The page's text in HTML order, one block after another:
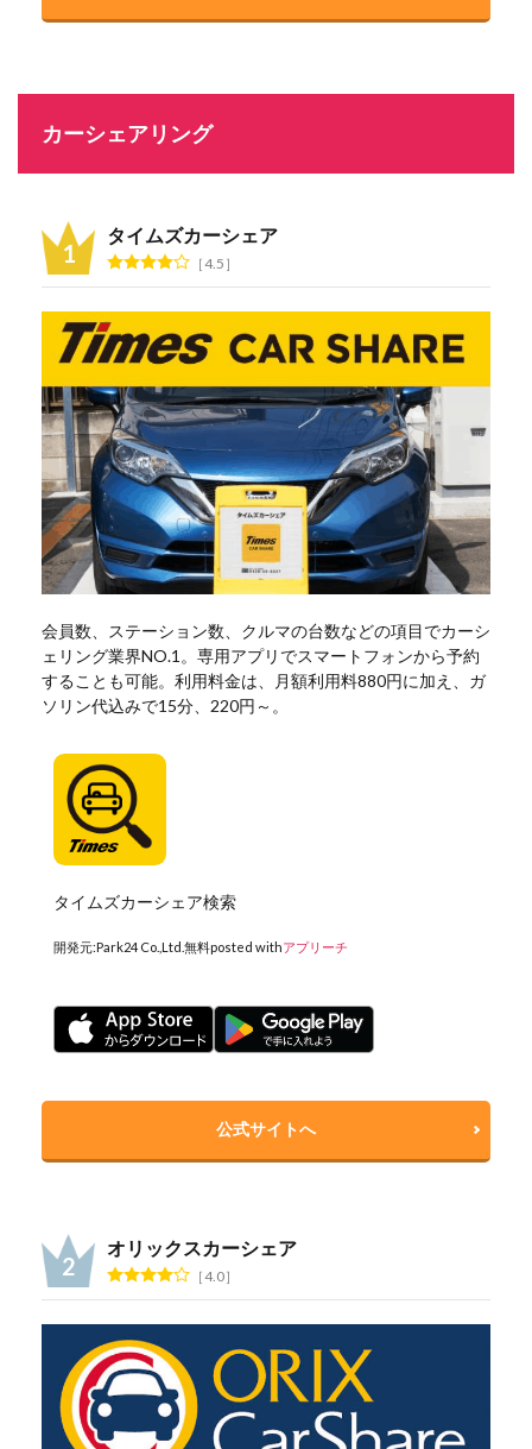
カーシェアリング
タイムズカーシェア
4.5
会員数、ステーション数、クルマの台数などの項目でカーシ
ェリング業界NO.1。専用アプリでスマートフォンから予約
することも可能。利用料金は、月額利用料880円に加え、ガ
ソリン代込みで15分、220円～。
タイムズカーシェア検索
開発元:Park24 Co.,Ltd. 無料posted withアプリーチ
公式サイトへ
オリックスカーシェア
4.0